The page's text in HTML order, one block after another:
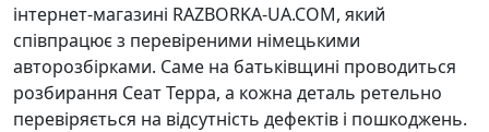
інтернет-магазині RAZBORKA-UA.COM, який
співпрацює з перевіреними німецькими
авторозбірками. Саме на батьківщині проводиться
розбирання Сеат Терра, а кожна деталь ретельно
перевіряється на відсутність дефектів і пошкоджень.